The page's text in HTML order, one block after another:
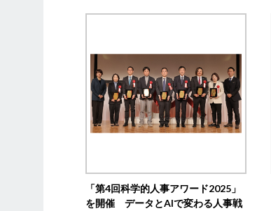
「第4回科学的人事アワード2025」
を開催 データとAIで変わる人事戦